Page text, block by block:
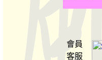
會員
客服